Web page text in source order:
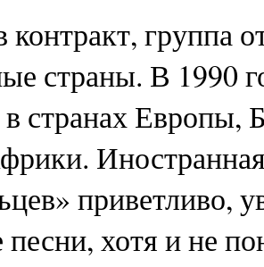
группа
страны. В 1990
в странах
приветливо,
хотя и не